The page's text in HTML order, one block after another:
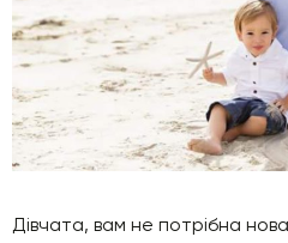
Дівчата, вам не потрібна